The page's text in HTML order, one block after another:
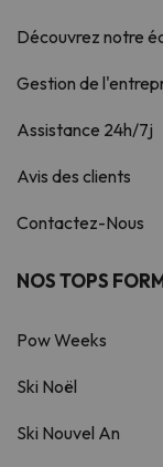
Découvrez notre
Gestion de
Assistance 24h/7j
Avis des clients
Contactez-Nous
NOS TOPS
Pow Weeks
Ski Noël
Ski Nouvel An